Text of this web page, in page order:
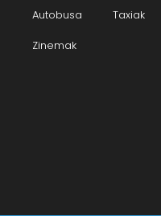
Autobusa
Taxiak
Zinemak